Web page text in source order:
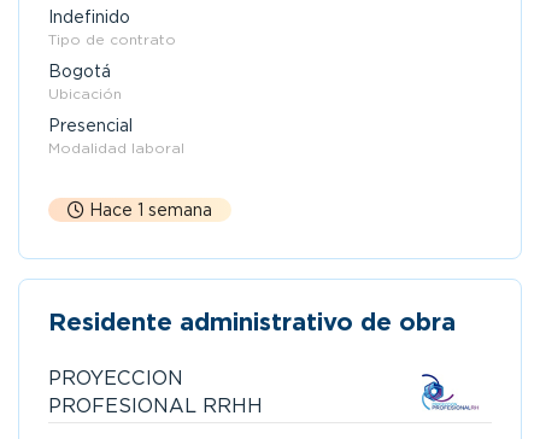
Indefinido
Tipo de contrato
Bogotá
Ubicación
Presencial
Modalidad laboral
Hace 1 semana
Residente administrativo de obra
PROYECCION
PROFESIONAL RRHH